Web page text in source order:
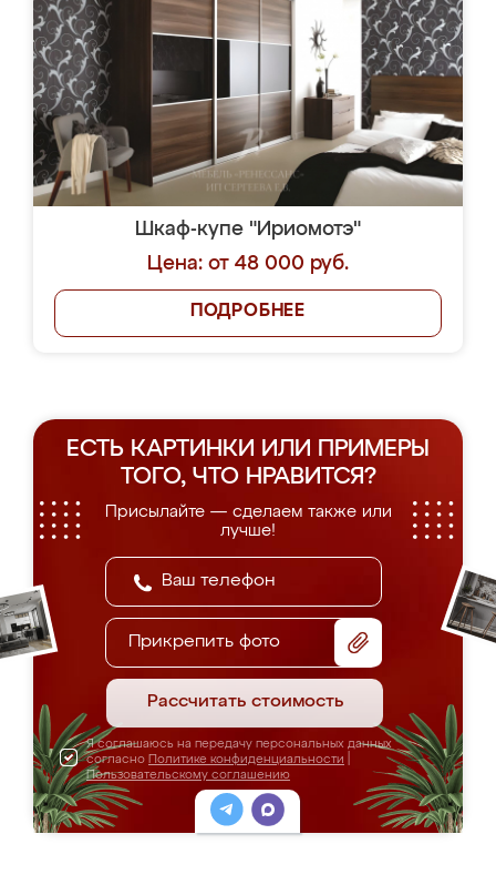
Шкаф-купе "Ириомотэ"
Цена: от 48 000 руб.
ПОДРОБНЕЕ
ЕСТЬ КАРТИНКИ ИЛИ ПРИМЕРЫ
ТОГО, ЧТО НРАВИТСЯ?
Присылайте — сделаем также или
лучше!
Прикрепить фото
Рассчитать стоимость
Я соглашаюсь на передачу персональных данных
согласно Политике конфиденциальности
Пользовательскому соглашению